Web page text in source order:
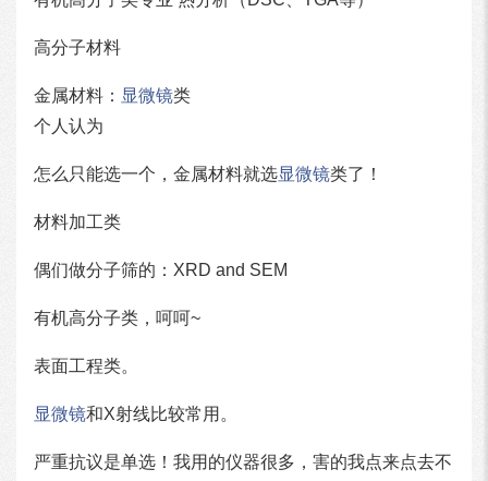
高分子材料
金属材料： 显微镜类
个人认为
怎么只能选一个，金属材料就选显微镜类了！
材料加工类
偶们做分子筛的：XRD and SEM
有机高分子类，呵呵~
表面工程类。
显微镜和X射线比较常用。
严重抗议是单选！我用的仪器很多，害的我点来点去不